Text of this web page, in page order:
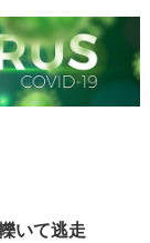
いて逃走